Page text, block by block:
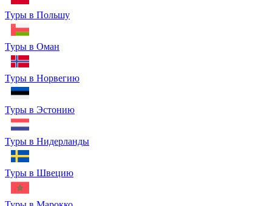
Туры в Польшу
Туры в Оман
Туры в Норвегию
Туры в Эстонию
Туры в Нидерланды
Туры в Швецию